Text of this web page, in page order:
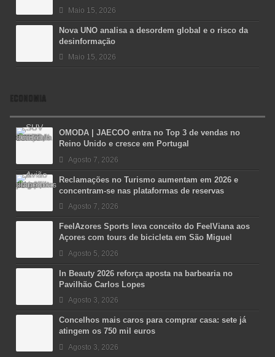
Maio 15, 2026
Nova UNO analisa a desordem global e o risco da
desinformação
Maio 15, 2026
ECONOMIA
OMODA | JAECOO entra no Top 3 de vendas no
Reino Unido e cresce em Portugal
Agosto 7, 2026
Reclamações no Turismo aumentam em 2026 e
concentram-se nas plataformas de reservas
Agosto 7, 2026
FeelAzores Sports leva conceito do FeelViana aos
Açores com tours de bicicleta em São Miguel
Agosto 5, 2026
In Beauty 2026 reforça aposta na barbearia no
Pavilhão Carlos Lopes
Agosto 3, 2026
Concelhos mais caros para comprar casa: sete já
atingem os 750 mil euros
Agosto 3, 2026